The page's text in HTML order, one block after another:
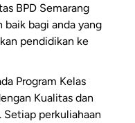
BPD Semarang
bagi anda yang
pendidikan ke
Program Kelas
Kualitas dan
Setiap perkuliahaan